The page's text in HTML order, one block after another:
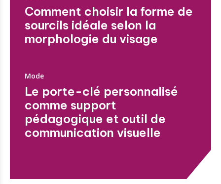
Comment choisir la forme de
sourcils idéale selon la
morphologie du visage
Mode
Le porte-clé personnalisé
comme support
pédagogique et outil de
communication visuelle